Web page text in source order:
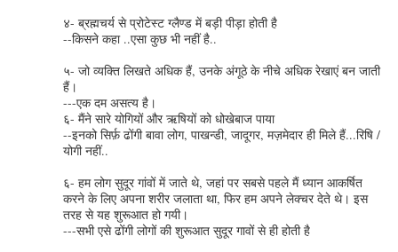
४- ब्रह्मचर्य से प्रोटेस्‍ट ग्‍लैण्‍ड में बड़ी पीड़ा होती है
--किसने कहा ..एसा कुछ भी नहीं है..
५- जो व्‍यक्ति लिखते अधिक हैं, उनके अंगूठे के नीचे अधिक रेखाएं बन जाती
हैं।
---एक दम असत्य है।
६- मैंने सारे योगियों और ऋषियों को धोखेबाज पाया
--इनको सिर्फ़ ढोंगी बावा लोग, पाखन्डी, जादूगर, मज़मेदार ही मिले हैं...रिषि /
योगी नहीं..
६- हम लोग सुदूर गांवों में जाते थे, जहां पर सबसे पहले मैं ध्‍यान आकर्षित
करने के लिए अपना शरीर जलाता था, फिर हम अपने लेक्‍चर देते थे। इस
तरह से यह शुरूआत हो गयी।
---सभी एसे ढोंगी लोगों की शुरूआत सुदूर गावों से ही होती है